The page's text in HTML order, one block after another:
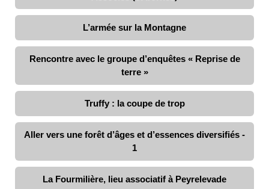
L’armée sur la Montagne
Rencontre avec le groupe d’enquêtes « Reprise de
terre »
Truffy : la coupe de trop
Aller vers une forêt d’âges et d’essences diversifiés -
1
La Fourmilière, lieu associatif à Peyrelevade